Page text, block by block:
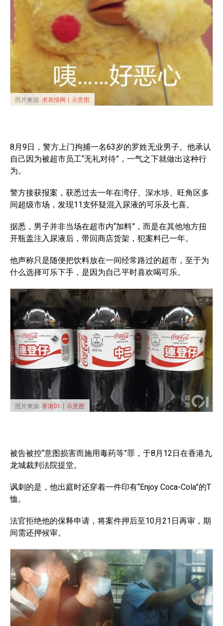
照片来源: 求表情网丨示意图
8月9日，警方上门拘捕一名63岁的罗姓无业男子。他承认
自己因为被超市员工“无礼对待”，一气之下就做出这种行
为。
警方接获报案，获悉过去一年在湾仔、深水埗、旺角区多
间超级市场，发现11支怀疑混入尿液的可乐及七喜。
据悉，男子并非当场在超市内“加料”，而是在其他地方扭
开瓶盖注入尿液后，带回商店货架，犯案料已一年。
他声称只是随便把饮料放在一间经常路过的超市，至于为
什么选择可乐下手，是因为自己平时喜欢喝可乐。
照片来源: 香港01丨示意图
被告被控“意图损害而施用毒药等”罪，于8月12日在香港九
龙城裁判法院提堂。
讽刺的是，他出庭时还穿着一件印有“Enjoy Coca-Cola”的T
恤。
法官拒绝他的保释申请，将案件押后至10月21日再审，期
间需还押候审。